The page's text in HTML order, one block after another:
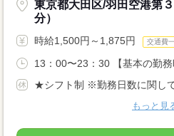
東京都大田区/羽田空港第
分）
時給1,500円～1,875円 交通費
13：00〜23：30 【基本の勤務
★シフト制 ※勤務日数に関して
もっと見